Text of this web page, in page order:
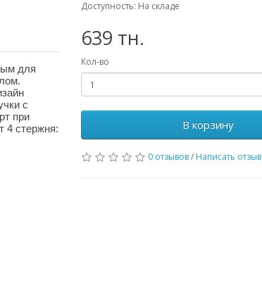
для
с
при
4 стержня:
Доступность: На складе
639 тн.
Кол-во
В корзину
0 отзывов/ Написать отзыв